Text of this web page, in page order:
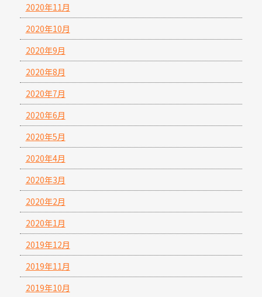
2020年11月
2020年10月
2020年9月
2020年8月
2020年7月
2020年6月
2020年5月
2020年4月
2020年3月
2020年2月
2020年1月
2019年12月
2019年11月
2019年10月